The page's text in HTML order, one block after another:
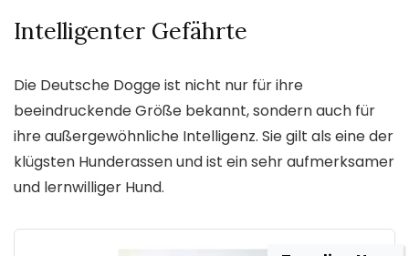
Intelligenter Gefährte
Die Deutsche Dogge ist nicht nur für ihre
beeindruckende Größe bekannt, sondern auch für
ihre außergewöhnliche Intelligenz. Sie gilt als eine der
klügsten Hunderassen und ist ein sehr aufmerksamer
und lernwilliger Hund.